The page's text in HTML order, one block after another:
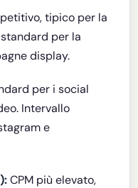
tipico per la
per la
display.
per i social
Intervallo
e
CPM più elevato,